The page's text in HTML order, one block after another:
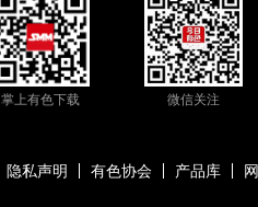
掌上有色下载 微信关注
隐私声明 有色协会 产品库